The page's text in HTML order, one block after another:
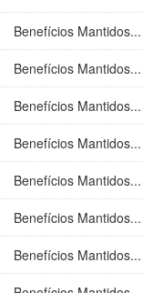
Benefícios Mantidos...
Benefícios Mantidos...
Benefícios Mantidos...
Benefícios Mantidos...
Benefícios Mantidos...
Benefícios Mantidos...
Benefícios Mantidos...